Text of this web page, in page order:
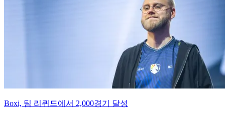
Boxi, 팀 리퀴드에서 2,000경기 달성